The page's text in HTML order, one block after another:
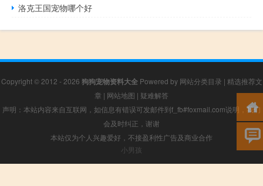
洛克王国宠物哪个好
Copyright © 2012 - 2026 狗狗宠物资料大全Powered by 网站分类目录 | 精选推荐文
章 | 网站地图 | 疑难解答
声明：本站内容来自互联网，如信息有错误可发邮件到f_fb#foxmail.com说明，我们
会及时纠正，谢谢
本站仅为个人兴趣爱好，不接盈利性广告及商业合作
小男孩